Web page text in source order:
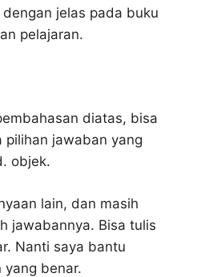
jelas pada buku
pelajaran.
diatas, bisa
pilihan jawaban yang
objek.
lain, dan masih
jawabannya. Bisa tulis
Nanti saya bantu
yang benar.